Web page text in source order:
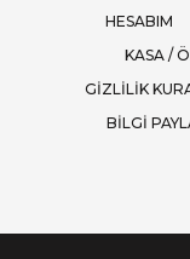
HESABIM
KASA /
GIZLILIK
BILGI